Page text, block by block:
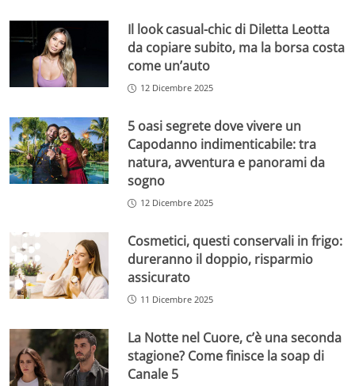
Il look casual-chic di Diletta Leotta
da copiare subito, ma la borsa costa
come un’auto
12 Dicembre 2025
5 oasi segrete dove vivere un
Capodanno indimenticabile: tra
natura, avventura e panorami da
sogno
12 Dicembre 2025
Cosmetici, questi conservali in frigo:
dureranno il doppio, risparmio
assicurato
11 Dicembre 2025
La Notte nel Cuore, c’è una seconda
stagione? Come finisce la soap di
Canale 5